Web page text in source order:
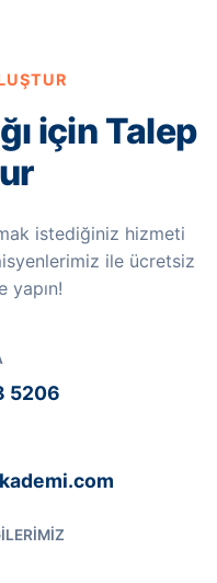
için Talep
istediğiniz hizmeti
ile ücretsiz
yapın!
5206